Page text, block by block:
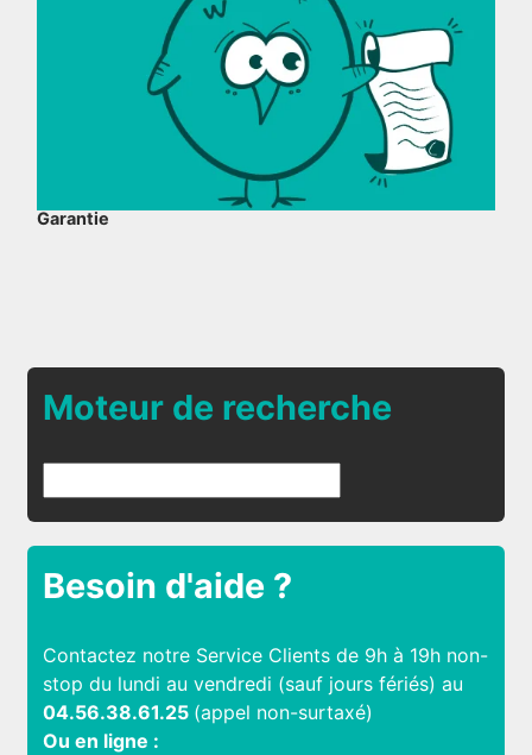
Garantie
Moteur de recherche
Besoin d'aide ?
Contactez notre Service Clients de 9h à 19h non-
stop du lundi au vendredi (sauf jours fériés) au
04.56.38.61.25 (appel non-surtaxé)
Ou en ligne :